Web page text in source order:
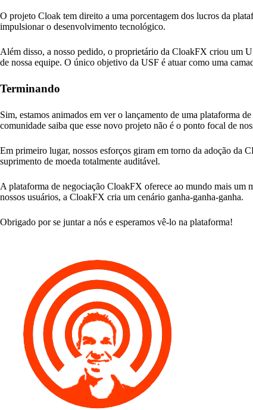
O projeto Cloak tem direito a uma porcentagem dos lucros da
impulsionar o desenvolvimento tecnológico.
Além disso, a nosso pedido, o proprietário da CloakFX criou um
de nossa equipe. O único objetivo da USF é atuar como uma
Terminando
Sim, estamos animados em ver o lançamento de uma plataforma
comunidade saiba que esse novo projeto não é o ponto focal de
Em primeiro lugar, nossos esforços giram em torno da adoção da
suprimento de moeda totalmente auditável.
A plataforma de negociação CloakFX oferece ao mundo mais um
nossos usuários, a CloakFX cria um cenário ganha-ganha-ganha.
Obrigado por se juntar a nós e esperamos vê-lo na plataforma!